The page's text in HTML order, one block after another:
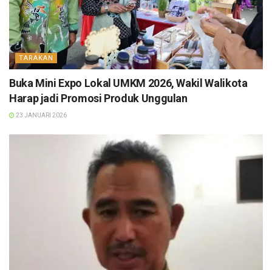
TARAKAN
Buka Mini Expo Lokal UMKM 2026, Wakil Walikota
Harap jadi Promosi Produk Unggulan
23 JANUARI 2026